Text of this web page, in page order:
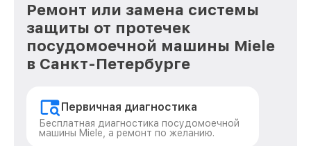
Ремонт или замена системы
защиты от протечек
посудомоечной машины Miele
в Санкт-Петербурге
Первичная диагностика
Бесплатная диагностика посудомоечной
машины Miele, а ремонт по желанию.